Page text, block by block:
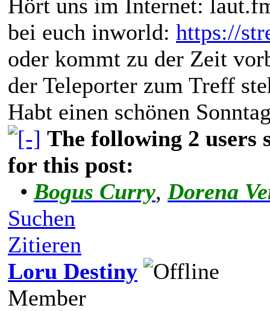
Hört uns im Internet:
bei euch inworld: https://
oder kommt zu der Zeit
der Teleporter zum Treff
Habt einen schönen
The following 2 users
for this post:
• Bogus Curry, Dorena
Suchen
Zitieren
Loru Destiny
Member